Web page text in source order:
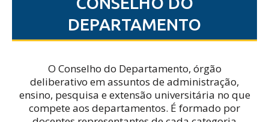
DEPARTAMENTO
O Conselho do Departamento, órgão
deliberativo em assuntos de administração,
ensino, pesquisa e extensão universitária no que
compete aos departamentos. É formado por